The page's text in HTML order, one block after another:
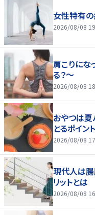
女性特有の
2026/08/08
肩こりにな
る？～
2026/08/08
おやつは夏
とるポイン
2026/08/08
現代人は腸
リットとは
2026/08/08